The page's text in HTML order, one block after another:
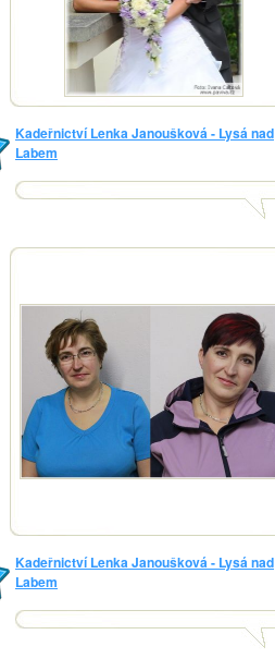
Kadeřnictví Lenka Janoušková - Lysá nad
Labem
Kadeřnictví Lenka Janoušková - Lysá nad
Labem